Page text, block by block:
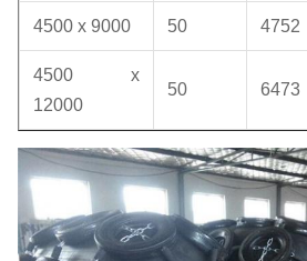
4500 x 9000 50 4752
4500 x
12000
50 6473